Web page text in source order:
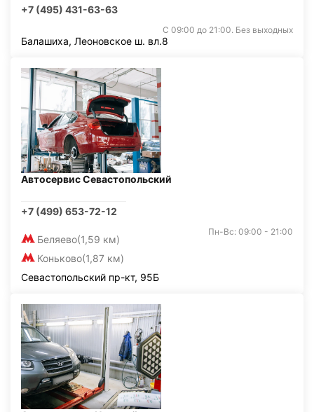
+7 (495) 431-63-63
С 09:00 до 21:00. Без выходных
Балашиха, Леоновское ш. вл.8
Автосервис Севастопольский
+7 (499) 653-72-12
Беляево(1,59 км)
Коньково(1,87 км)
Пн-Вс: 09:00 - 21:00
Севастопольский пр-кт, 95Б